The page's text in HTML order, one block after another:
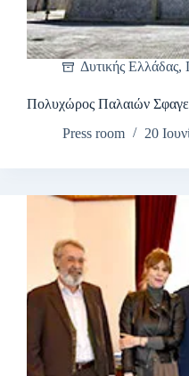
Δυτικής Ελλάδας,
Πολυχώρος Παλαιών
Press room
20